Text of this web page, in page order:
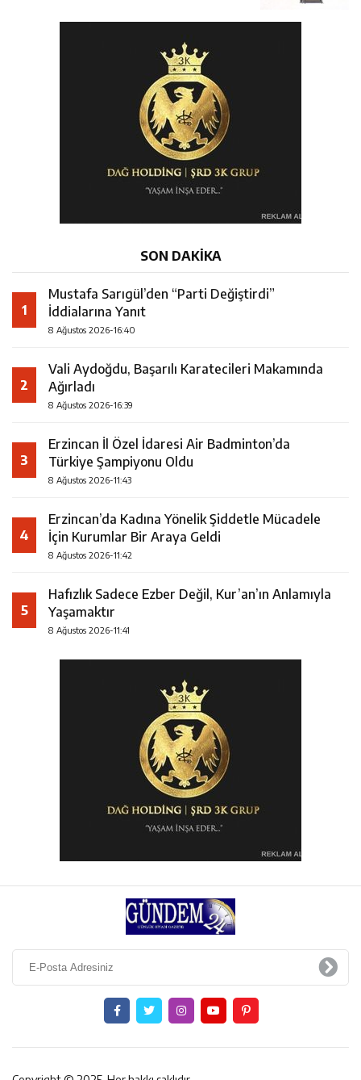
SON DAKİKA
1
Mustafa Sarıgül’den “Parti Değiştirdi”
İddialarına Yanıt
8 Ağustos 2026-16:40
2
Vali Aydoğdu, Başarılı Karatecileri Makamında
Ağırladı
8 Ağustos 2026-16:39
3
Erzincan İl Özel İdaresi Air Badminton’da
Türkiye Şampiyonu Oldu
8 Ağustos 2026-11:43
4
Erzincan’da Kadına Yönelik Şiddetle Mücadele
İçin Kurumlar Bir Araya Geldi
8 Ağustos 2026-11:42
5
Hafızlık Sadece Ezber Değil, Kur’an’ın Anlamıyla
Yaşamaktır
8 Ağustos 2026-11:41